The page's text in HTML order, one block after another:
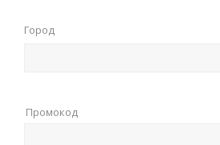
Город
Промокод